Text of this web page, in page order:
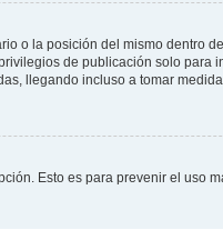
o la posición del mismo dentro
de publicación solo para
llegando incluso a tomar
Esto es para prevenir el uso